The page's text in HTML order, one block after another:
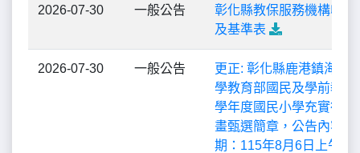
2026-07-30 一般公告
彰化縣教保服務機構收退
及基準表
2026-07-30 一般公告
更正: 彰化縣鹿港鎮海埔
學教育部國民及學前教育
學年度國民小學充實行政
畫甄選簡章，公告內容:
期：115年8月6日上午9